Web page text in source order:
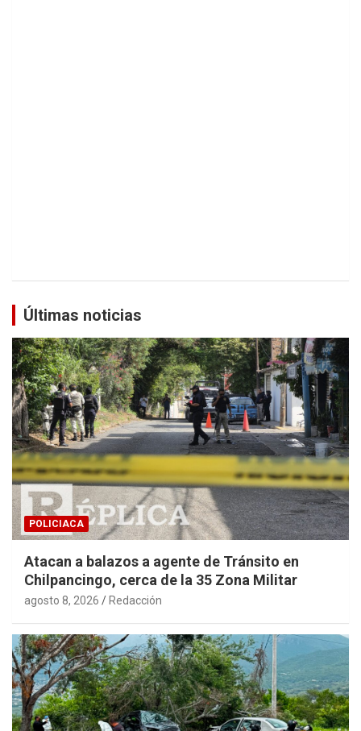
Últimas noticias
POLICIACA
Atacan a balazos a agente de Tránsito en
Chilpancingo, cerca de la 35 Zona Militar
agosto 8, 2026 Redacción